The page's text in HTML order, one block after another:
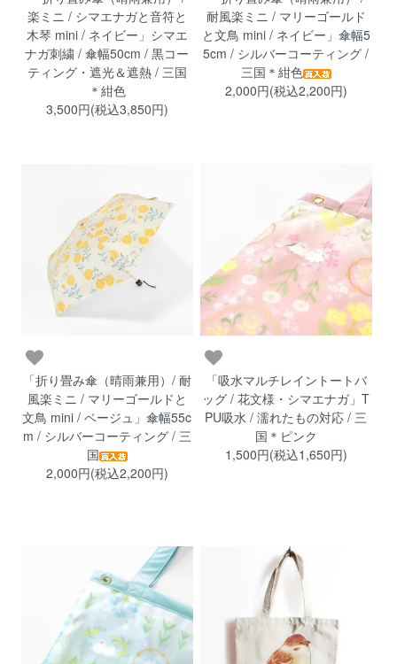
楽ミニ / シマエナガと音符と
木琴 mini / ネイビー」シマエ
ナガ刺繍 / 傘幅50cm / 黒コー
ティング・遮光＆遮熱 / 三国
＊紺色
3,500円(税込3,850円)
耐風楽ミニ / マリーゴールド
と文鳥 mini / ネイビー」傘幅5
5cm / シルバーコーティング /
三国＊紺色
2,000円(税込2,200円)
「折り畳み傘（晴雨兼用）/ 耐
風楽ミニ / マリーゴールドと
文鳥 mini / ベージュ」傘幅55c
m / シルバーコーティング / 三
国
2,000円(税込2,200円)
「吸水マルチレイントートバ
ッグ / 花文様・シマエナガ」T
PU吸水 / 濡れたもの対応 / 三
国＊ピンク
1,500円(税込1,650円)